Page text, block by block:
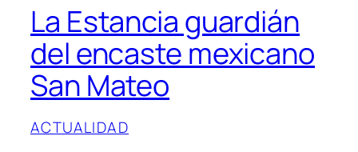
La Estancia guardián
del encaste mexicano
San Mateo
ACTUALIDAD